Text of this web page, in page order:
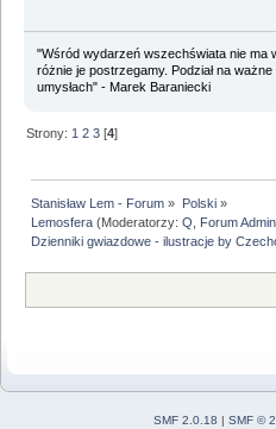
"Wśród wydarzeń wszechświata nie ma
różnie je postrzegamy. Podział na
umysłach" - Marek Baraniecki
Strony: 1 2 3 [4]
Stanisław Lem - Forum » Polski»
Lemosfera (Moderatorzy:Q Forum Admin
Dzienniki gwiazdowe - ilustracje by
SMF 2.0.18 | SMF ©